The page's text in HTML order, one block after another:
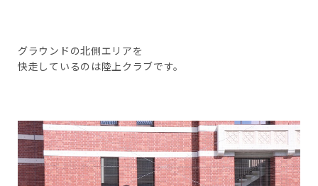
グラウンドの北側エリアを
快走しているのは陸上クラブです。